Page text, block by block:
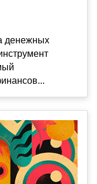
денежных